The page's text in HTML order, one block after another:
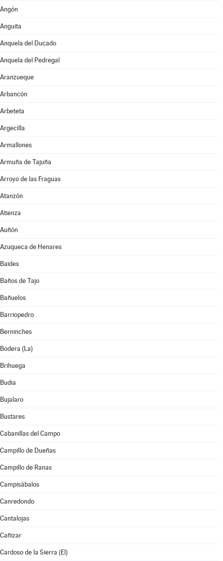
Angón
Anguita
Anquela del Ducado
Anquela del Pedregal
Aranzueque
Arbancón
Arbeteta
Argecilla
Armallones
Armuña de Tajuña
Arroyo de las Fraguas
Atanzón
Atienza
Auñón
Azuqueca de Henares
Baides
Baños de Tajo
Bañuelos
Barriopedro
Berninches
Bodera (La)
Brihuega
Budia
Bujalaro
Bustares
Cabanillas del Campo
Campillo de Dueñas
Campillo de Ranas
Campisábalos
Canredondo
Cantalojas
Cañizar
Cardoso de la Sierra (El)